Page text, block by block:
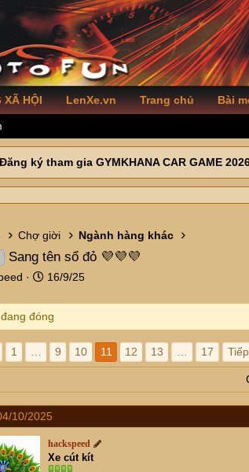
XÃ HỘI LenXe.vn Trang chủ Bài
Đăng ký tham gia GYMKHANA CAR GAME
Chợ giời Ngành hàng khác
Sang tên sổ đỏ 💜💜💜
N
à
y
i
16/9/25
đóng
1 9 10 11 12 13 17 Tiếp
10/2025
hackspeed
Xe cút kít